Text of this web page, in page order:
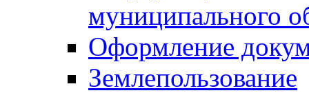
муниципального
Оформление
Землепользование